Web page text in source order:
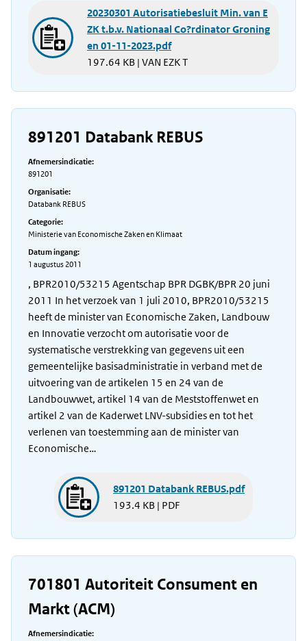
20230301 Autorisatiebesluit Min. van E
ZK t.b.v. Nationaal Co?rdinator Groning
en 01-11-2023.pdf
197.64 KB | VAN EZK T
891201 Databank REBUS
Afnemersindicatie:
891201
Organisatie:
Databank REBUS
Categorie:
Ministerie van Economische Zaken en Klimaat
Datum ingang:
1 augustus 2011
, BPR2010/53215 Agentschap BPR DGBK/BPR 20 juni
2011 In het verzoek van 1 juli 2010, BPR2010/53215
heeft de minister van Economische Zaken, Landbouw
en Innovatie verzocht om autorisatie voor de
systematische verstrekking van gegevens uit een
gemeentelijke basisadministratie in verband met de
uitvoering van de artikelen 15 en 24 van de
Landbouwwet, artikel 14 van de Meststoffenwet en
artikel 2 van de Kaderwet LNV-subsidies en tot het
verlenen van toestemming aan de minister van
Economische…
891201 Databank REBUS.pdf
193.4 KB | PDF
701801 Autoriteit Consument en
Markt (ACM)
Afnemersindicatie: